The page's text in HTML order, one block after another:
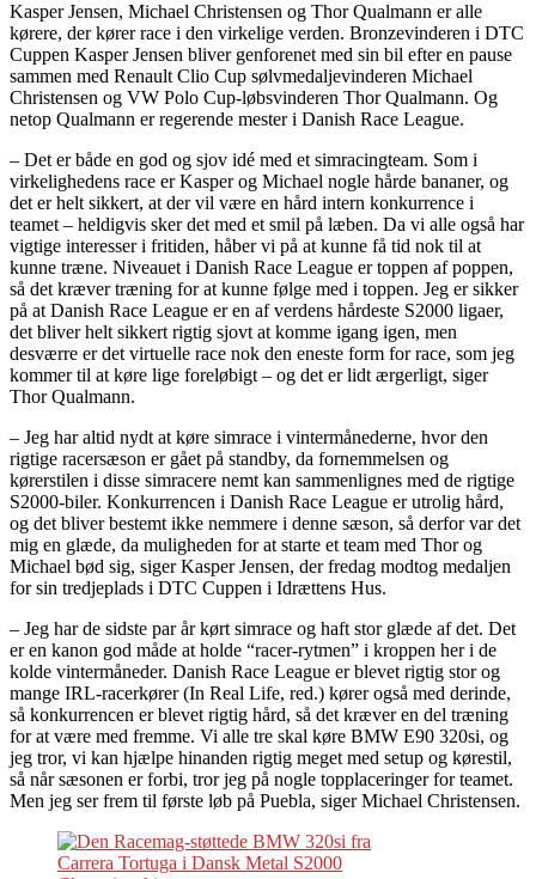
Kasper Jensen, Michael Christensen og Thor Qualmann er alle
kørere, der kører race i den virkelige verden. Bronzevinderen i DTC
Cuppen Kasper Jensen bliver genforenet med sin bil efter en pause
sammen med Renault Clio Cup sølvmedaljevinderen Michael
Christensen og VW Polo Cup-løbsvinderen Thor Qualmann. Og
netop Qualmann er regerende mester i Danish Race League.
– Det er både en god og sjov idé med et simracingteam. Som i
virkelighedens race er Kasper og Michael nogle hårde bananer, og
det er helt sikkert, at der vil være en hård intern konkurrence i
teamet – heldigvis sker det med et smil på læben. Da vi alle også har
vigtige interesser i fritiden, håber vi på at kunne få tid nok til at
kunne træne. Niveauet i Danish Race League er toppen af poppen,
så det kræver træning for at kunne følge med i toppen. Jeg er sikker
på at Danish Race League er en af verdens hårdeste S2000 ligaer,
det bliver helt sikkert rigtig sjovt at komme igang igen, men
desværre er det virtuelle race nok den eneste form for race, som jeg
kommer til at køre lige foreløbigt – og det er lidt ærgerligt, siger
Thor Qualmann.
– Jeg har altid nydt at køre simrace i vintermånederne, hvor den
rigtige racersæson er gået på standby, da fornemmelsen og
kørerstilen i disse simracere nemt kan sammenlignes med de rigtige
S2000-biler. Konkurrencen i Danish Race League er utrolig hård,
og det bliver bestemt ikke nemmere i denne sæson, så derfor var det
mig en glæde, da muligheden for at starte et team med Thor og
Michael bød sig, siger Kasper Jensen, der fredag modtog medaljen
for sin tredjeplads i DTC Cuppen i Idrættens Hus.
– Jeg har de sidste par år kørt simrace og haft stor glæde af det. Det
er en kanon god måde at holde “racer-rytmen” i kroppen her i de
kolde vintermåneder. Danish Race League er blevet rigtig stor og
mange IRL-racerkører (In Real Life, red.) kører også med derinde,
så konkurrencen er blevet rigtig hård, så det kræver en del træning
for at være med fremme. Vi alle tre skal køre BMW E90 320si, og
jeg tror, vi kan hjælpe hinanden rigtig meget med setup og kørestil,
så når sæsonen er forbi, tror jeg på nogle topplaceringer for teamet.
Men jeg ser frem til første løb på Puebla, siger Michael Christensen.